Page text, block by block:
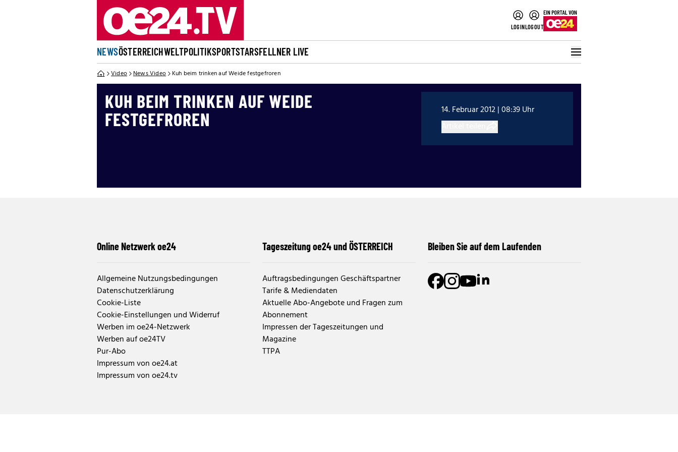
LOGINLOGOUT
NEWSÖSTERREICHWELTPOLITIKSPORTSTARSFELLNER LIVE
Video News Video Kuh beim trinken auf Weide festgefroren
KUH BEIM TRINKEN AUF WEIDE
FESTGEFROREN
14. Februar 2012 | 08:39 Uhr
Online Netzwerk oe24
Allgemeine Nutzungsbedingungen
Datenschutzerklärung
Cookie-Liste
Cookie-Einstellungen und Widerruf
Werben im oe24-Netzwerk
Werben auf oe24TV
Pur-Abo
Impressum von oe24.at
Impressum von oe24.tv
Tageszeitung oe24 und ÖSTERREICH
Auftragsbedingungen Geschäftspartner
Tarife & Mediendaten
Aktuelle Abo-Angebote und Fragen zum
Abonnement
Impressen der Tageszeitungen und
Magazine
TTPA
Bleiben Sie auf dem Laufenden